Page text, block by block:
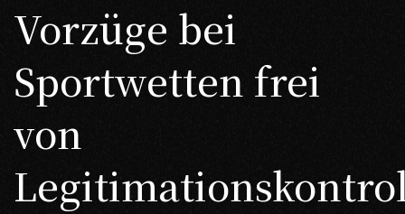
Vorzüge bei
Sportwetten frei
von